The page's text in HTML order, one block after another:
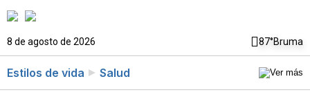
8 de agosto de 2026 87°Bruma
Estilos de vida Salud